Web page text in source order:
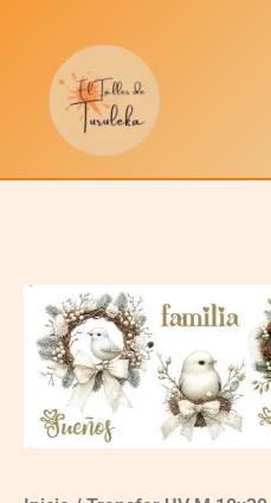
contenido
152
quantity